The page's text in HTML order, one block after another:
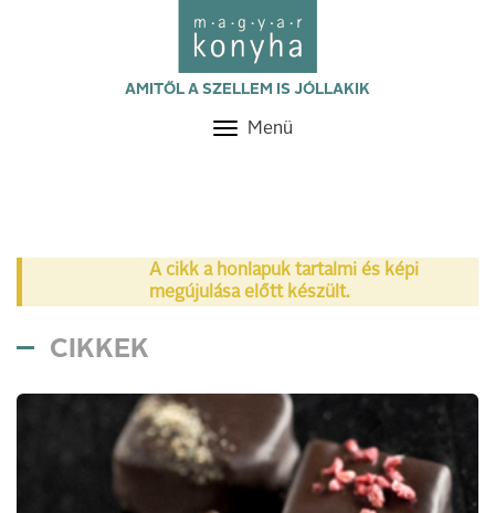
AMITŐL A SZELLEM IS JÓLLAKIK
Toggle
Menü
A cikk a honlapuk tartalmi és képi
megújulása előtt készült.
CIKKEK